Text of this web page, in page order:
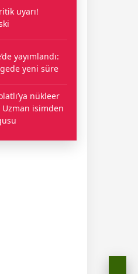
uyarı!
yayımlandı:
yeni süre
nükleer
Uzman isimden